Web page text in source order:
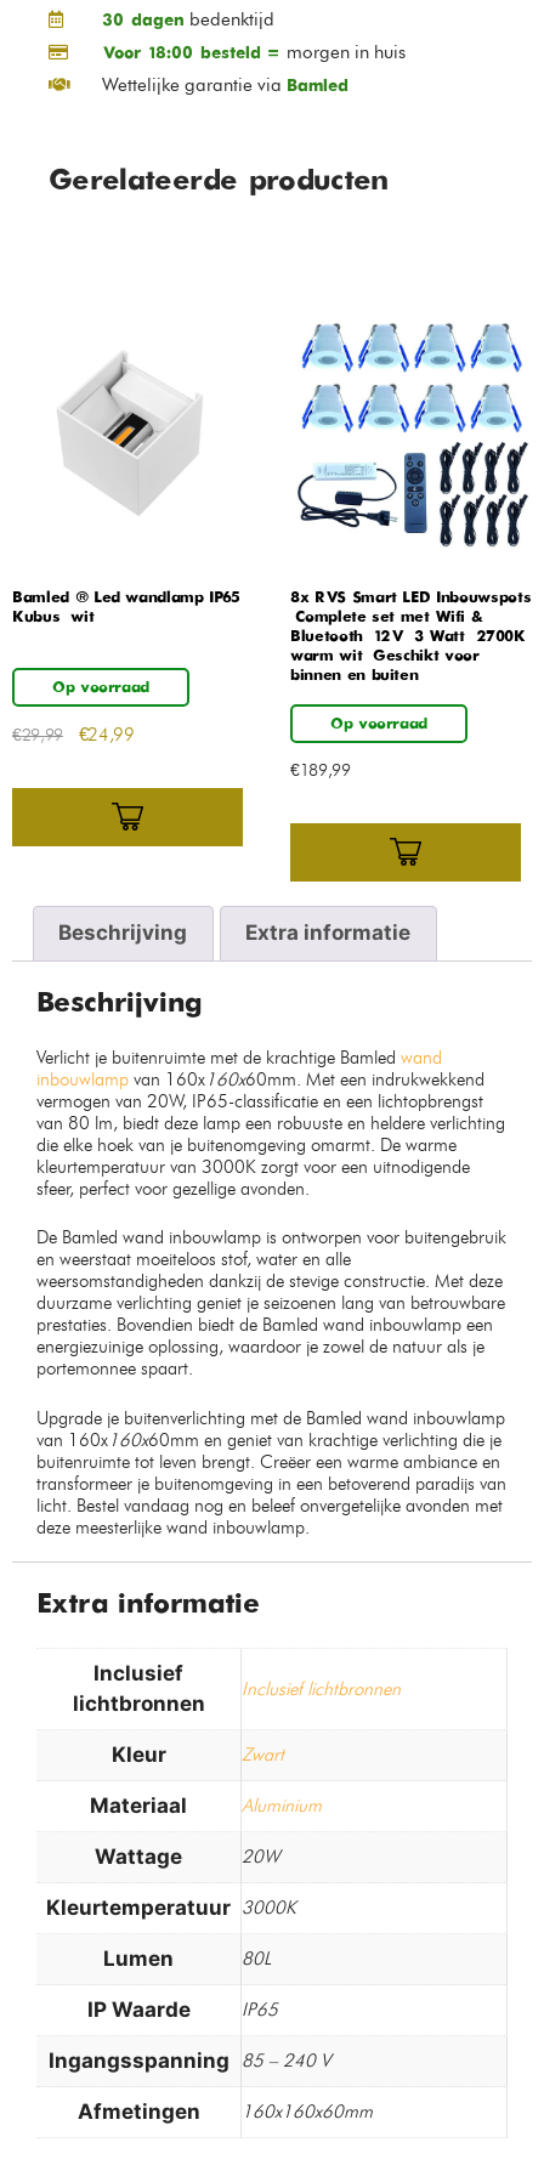
30 dagen bedenktijd
Voor 18:00 besteld = morgen in huis
Wettelijke garantie via Bamled
Gerelateerde producten
Bamled ® Led wandlamp IP65
Kubus – wit
Op voorraad
€29,99 €24,99
8x RVS Smart LED Inbouwspots
– Complete set met Wifi &
Bluetooth – 12V – 3 Watt – 2700K
warm wit – Geschikt voor
binnen en buiten
Op voorraad
€189,99
Beschrijving Extra informatie
Beschrijving
Verlicht je buitenruimte met de krachtige Bamled wand
inbouwlamp van 160x 160x60mm. Met een indrukwekkend
vermogen van 20W, IP65-classificatie en een lichtopbrengst
van 80 lm, biedt deze lamp een robuuste en heldere verlichting
die elke hoek van je buitenomgeving omarmt. De warme
kleurtemperatuur van 3000K zorgt voor een uitnodigende
sfeer, perfect voor gezellige avonden.
De Bamled wand inbouwlamp is ontworpen voor buitengebruik
en weerstaat moeiteloos stof, water en alle
weersomstandigheden dankzij de stevige constructie. Met deze
duurzame verlichting geniet je seizoenen lang van betrouwbare
prestaties. Bovendien biedt de Bamled wand inbouwlamp een
energiezuinige oplossing, waardoor je zowel de natuur als je
portemonnee spaart.
Upgrade je buitenverlichting met de Bamled wand inbouwlamp
van 160x 160x60mm en geniet van krachtige verlichting die je
buitenruimte tot leven brengt. Creëer een warme ambiance en
transformeer je buitenomgeving in een betoverend paradijs van
licht. Bestel vandaag nog en beleef onvergetelijke avonden met
deze meesterlijke wand inbouwlamp.
Extra informatie
Inclusief
lichtbronnen
Inclusief lichtbronnen
Kleur Zwart
Materiaal Aluminium
Wattage 20W
Kleurtemperatuur 3000K
Lumen 80L
IP Waarde IP65
Ingangsspanning 85 – 240 V
Afmetingen 160x160x60mm